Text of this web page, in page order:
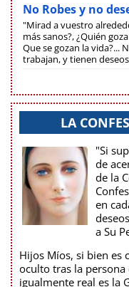
No Robes y no
"Mirad a vuestro
más sanos?, ¿Quién
Que se gozan la vida?...
trabajan, y tienen
LA
"Si
de
de la
en
a Su
Hijos Míos, si bien es
oculto tras la persona
igualmente real es la